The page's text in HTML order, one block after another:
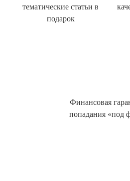
тематические статьи в
подарок
Финансовая
попадания «под